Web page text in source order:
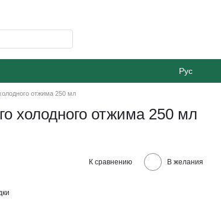
Рус
отжима 250 мл
холодного отжима 250 мл
К сравнению В желания